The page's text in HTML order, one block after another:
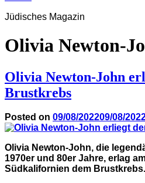
Jüdisches Magazin
Olivia Newton-
Olivia Newton-John
Brustkrebs
Posted on 09/08/202209/08/
Olivia Newton-John, die
1970er und 80er Jahre, erlag
Südkalifornien dem Brustkrebs.